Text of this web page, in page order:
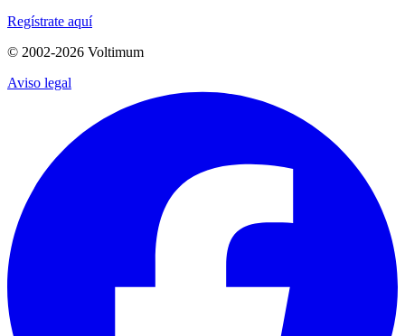
Regístrate aquí
© 2002-2026 Voltimum
Aviso legal